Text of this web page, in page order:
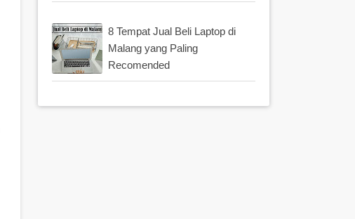
8 Tempat Jual Beli Laptop di
Malang yang Paling
Recomended